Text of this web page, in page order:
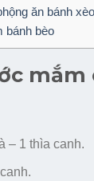
ăn bánh xèo
bèo
– 1 thìa canh.